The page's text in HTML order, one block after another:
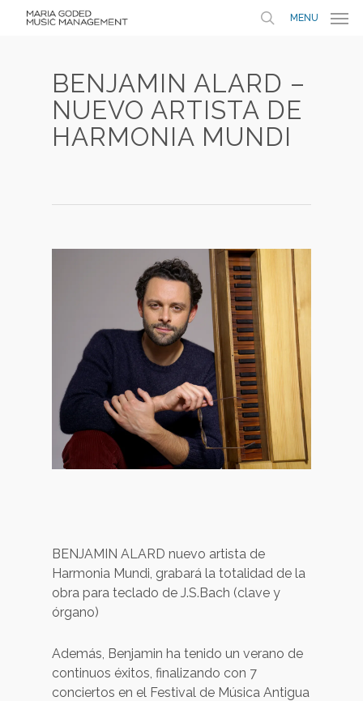
MENU
BENJAMIN ALARD –
NUEVO ARTISTA DE
HARMONIA MUNDI
BENJAMIN ALARD nuevo artista de
Harmonia Mundi, grabará la totalidad de la
obra para teclado de J.S.Bach (clave y
órgano)
Además, Benjamin ha tenido un verano de
continuos éxitos, finalizando con 7
conciertos en el Festival de Música Antigua